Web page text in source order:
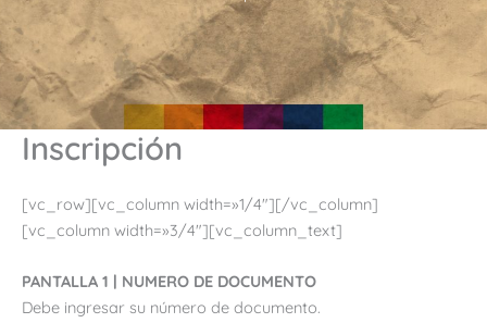
Inscripción
[vc_row][vc_column width=»1/4″][/vc_column]
[vc_column width=»3/4″][vc_column_text]
PANTALLA 1 | NUMERO DE DOCUMENTO
Debe ingresar su número de documento.